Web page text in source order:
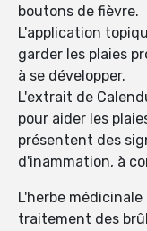
boutons de fièvre.
L'application
garder les plaies
à se développer.
L'extrait de
pour aider les
présentent des
d'inammation, à
L'herbe
traitement des